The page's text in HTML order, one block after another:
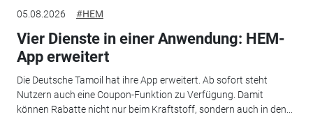
05.08.2026 #HEM
Vier Dienste in einer Anwendung: HEM-
App erweitert
Die Deutsche Tamoil hat ihre App erweitert. Ab sofort steht
Nutzern auch eine Coupon-Funktion zu Verfügung. Damit
können Rabatte nicht nur beim Kraftstoff, sondern auch in den...